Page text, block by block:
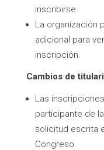
inscribirse.
La organización
adicional para
inscripción.
Cambios de
Las
participante de
solicitud escrita
Congreso.